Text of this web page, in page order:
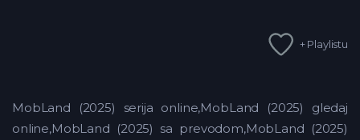
+ Playlistu
MobLand (2025) serija online,MobLand (2025) gledaj
online,MobLand (2025) sa prevodom,MobLand (2025)